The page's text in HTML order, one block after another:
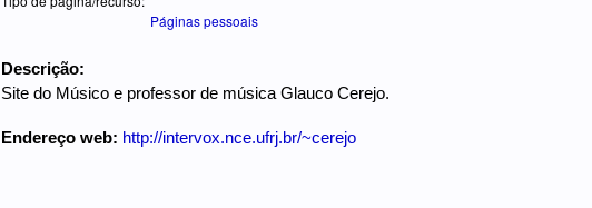
Páginas pessoais
Descrição:
Site do Músico e professor de música Glauco Cerejo.
Endereço web: http://intervox.nce.ufrj.br/~cerejo